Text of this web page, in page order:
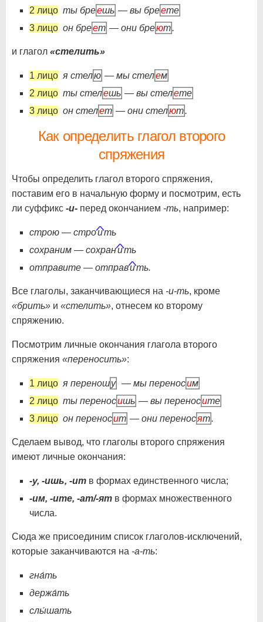
2 лицо ты бреешь — вы бреете
3 лицо он бреет — они бреют.
и глагол «стелить»
1 лицо я стелю — мы стелем
2 лицо ты стелешь — вы стелете
3 лицо он стелет — они стелют.
Как определить глагол второго
спряжения
Чтобы определить глагол второго спряжения,
поставим его в начальную форму и посмотрим, есть
ли суффикс -и- перед окончанием -ть, например:
строю — строить
сохраним — сохранить
отправите — отправить.
Все глаголы, заканчивающиеся на -и-ть, кроме
«брить» и «стелить», отнесем ко второму
спряжению.
Посмотрим личные окончания глагола второго
спряжения «переносить»:
1 лицо я переношу — мы переносим
2 лицо ты переносишь — вы переносите
3 лицо он переносит — они переносят.
Сделаем вывод, что глаголы второго спряжения
имеют личные окончания:
-у, -ишь, -ит в формах единственного числа;
-им, -ите, -ат/-ят в формах множественного
числа.
Сюда же присоединим список глаголов-исключений,
которые заканчиваются на -а-ть:
гна́ть
держа́ть
слы́шать